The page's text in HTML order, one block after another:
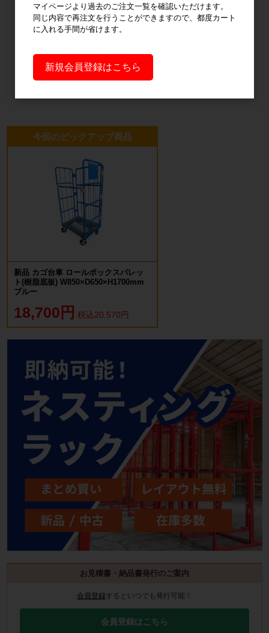
オフィス用
今回のピックアップ商品
新品 カゴ台車 ロールボックスパレッ
ト(樹脂底板) W850×D650×H1700mm
ブルー
18,700円 税込20,570円
お見積書・納品書発行のご案内
会員登録するといつでも発行可能！
会員登録はこちら
マイページより過去のご注文一覧を確認いただけます。
同じ内容で再注文を行うことができますので、都度カート
に入れる手間が省けます。
新規会員登録はこちら